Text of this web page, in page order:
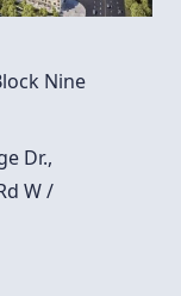
Nine
Dr.,
W /